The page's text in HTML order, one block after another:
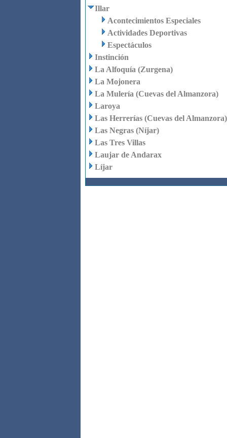
Illar
Acontecimientos Especiales
Actividades Deportivas
Espectáculos
Instinción
La Alfoquía (Zurgena)
La Mojonera
La Mulería (Cuevas del Almanzora)
Laroya
Las Herrerías (Cuevas del Almanzora)
Las Negras (Níjar)
Las Tres Villas
Laujar de Andarax
Líjar